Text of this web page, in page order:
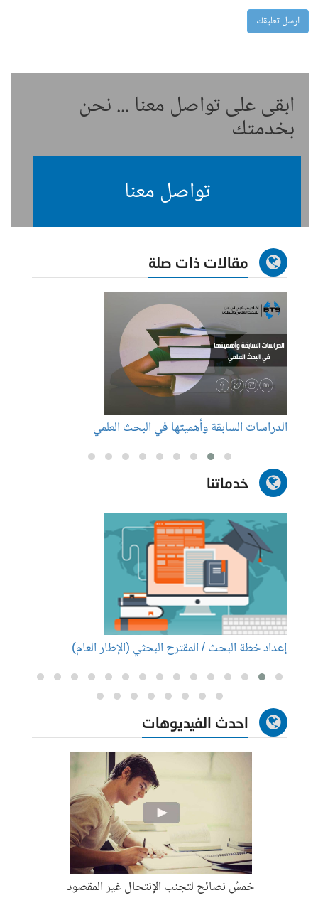
ابقى على تواصل معنا ... نحن
بخدمتك
تواصل معنا
مقالات ذات صلة
الدراسات السابقة وأهميتها في البحث العلمي
خدماتنا
إعداد خطة البحث / المقترح البحثي (الإطار العام)
احدث الفيديوهات
خمسُ نصائح لتجنب الإنتحال غير المقصود